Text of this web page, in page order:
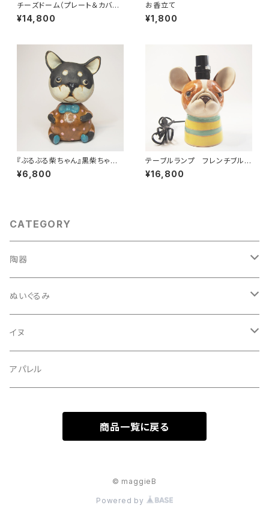
チーズドーム（プレート＆カバ
ー） フレンチブルドッグ
¥14,800
お香立て
¥1,800
『ぶるぶる柴ちゃん』黒柴ちゃ
ん 柴犬置物
¥6,800
テーブルランプ フレンチブルド
ッグ置物
¥16,800
CATEGORY
陶器
インテリア・置物
avec vous
フラワーベース
食器
ぬいぐるみ
フレンチブルドッグ
イングリッシュブルドッグ
イヌ
フレンチブルドッグ
アパレル
商品一覧に戻る
© maggieB
Powered by